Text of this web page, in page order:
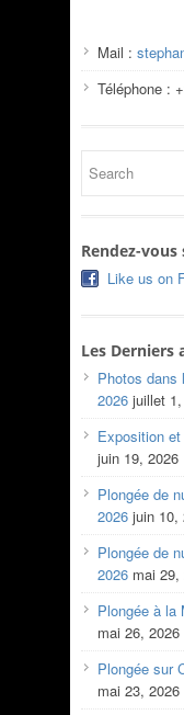
Mail :
Téléphone :
Rendez-
Like us on
Les Derniers
Photos dans
2026 juillet
Exposition
juin 19, 2026
Plongée de
2026 juin 10,
Plongée de
2026 mai 29,
Plongée à la
mai 26, 2026
Plongée sur
mai 23, 2026